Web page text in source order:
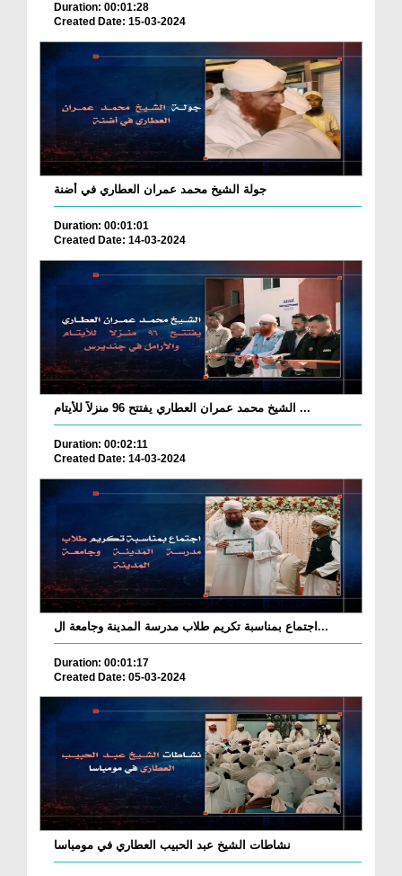
Duration: 00:01:28
Created Date: 15-03-2024
جولة الشيخ محمد عمران العطاري في أضنة
Duration: 00:01:01
Created Date: 14-03-2024
الشيخ محمد عمران العطاري يفتتح 96 منزلاً للأيتام ...
Duration: 00:02:11
Created Date: 14-03-2024
اجتماع بمناسبة تكريم طلاب مدرسة المدينة وجامعة ال...
Duration: 00:01:17
Created Date: 05-03-2024
نشاطات الشيخ عبد الحبيب العطاري في مومباسا